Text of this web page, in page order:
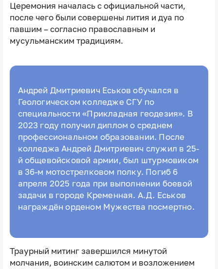
Церемония началась с официальной части,
после чего были совершены лития и дуа по
павшим – согласно православным и
мусульманским традициям.
Андрей Дмитриевич Еськов обучался в
Геологическом колледже СГУ по
специальности «Прикладная геодезия». В
2023 году получил диплом о среднем
профессиональном образовании. После
колледжа Андрей Дмитриевич служил в 25-
й общевойсковой армии, был штурмовиком
в 36-м мотострелковом полку. Погиб 6
апреля 2025 года при выполнении боевой
задачи в городе Кременная. А.Д. Еськов
награждён орденом Мужества посмертно.
Траурный митинг завершился минутой
молчания, воинским салютом и возложением